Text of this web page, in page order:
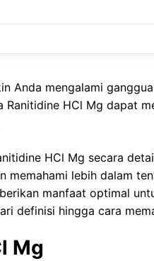
Anda mengalami
Ranitidine HCl Mg dapat
HCl Mg secara
memahami lebih dalam
manfaat optimal
definisi hingga cara
Mg